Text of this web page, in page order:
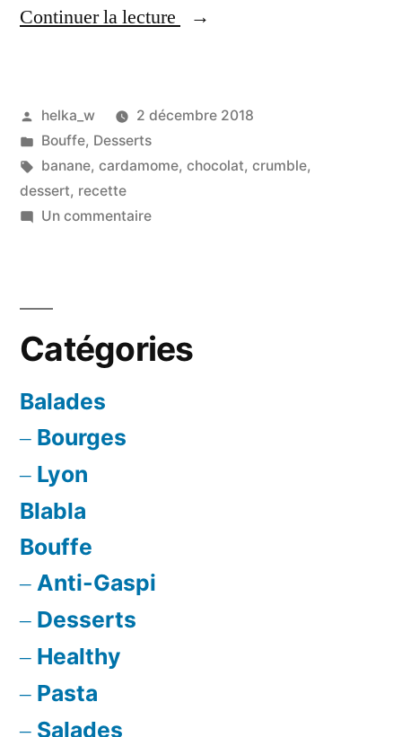
Continuer la lecture
« Crumble
&
Cardamome »
Publié
par
helka_w
2 décembre 2018
Publié
dans
Bouffe, Desserts
Étiquettes :
banane, cardamome, chocolat, crumble,
dessert, recette
Un commentairesur
Cardamome
Catégories
Balades
Bourges
Lyon
Blabla
Bouffe
Anti-Gaspi
Desserts
Healthy
Pasta
Salades